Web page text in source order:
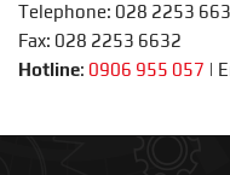
Telephone: 028 2253
Fax: 028 2253 6632
Hotline: 0906 955 057 |